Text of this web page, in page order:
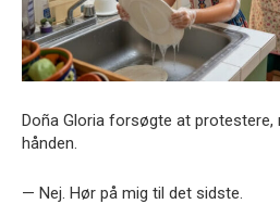
Doña Gloria forsøgte at protestere,
hånden.
— Nej. Hør på mig til det sidste.